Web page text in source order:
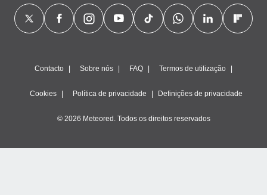
estudos
Contacto Sobre nós FAQ Termos de utilização
Cookies Política de privacidade Definições de privacidade
© 2026 Meteored. Todos os direitos reservados